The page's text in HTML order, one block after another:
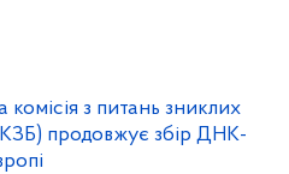
з питань зниклих
продовжує збір ДНК-